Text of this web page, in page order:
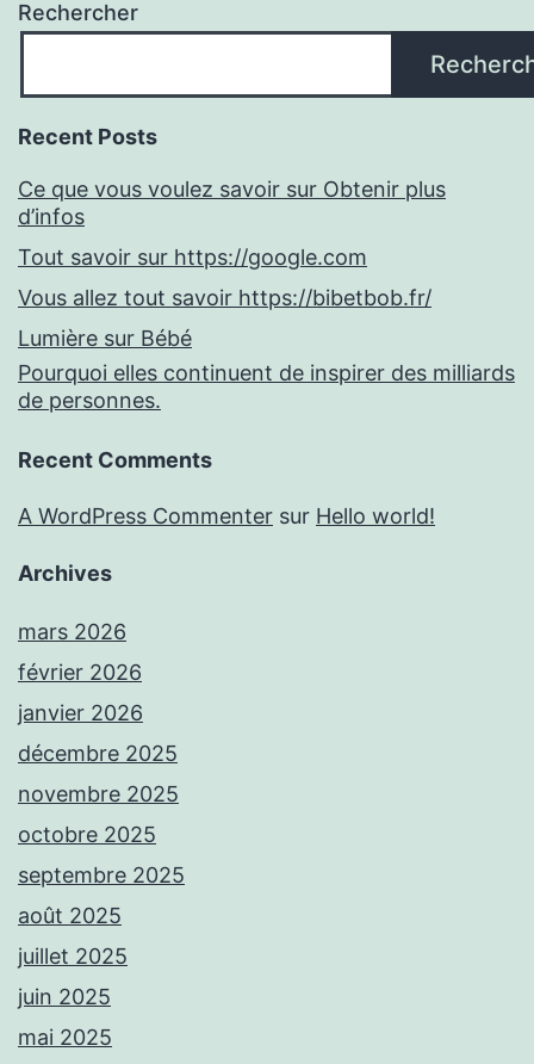
Rechercher
Recent Posts
Ce que vous voulez savoir sur Obtenir plus
d’infos
Tout savoir sur https://google.com
Vous allez tout savoir https://bibetbob.fr/
Lumière sur Bébé
Pourquoi elles continuent de inspirer des milliards
de personnes.
Recent Comments
A WordPress Commenter sur Hello world!
Archives
mars 2026
février 2026
janvier 2026
décembre 2025
novembre 2025
octobre 2025
septembre 2025
août 2025
juillet 2025
juin 2025
mai 2025